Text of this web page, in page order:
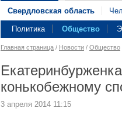
Свердловская область
Политика Общество
Главная страница / Новости / Общество
конькобежному
3 апреля 2014 11:15